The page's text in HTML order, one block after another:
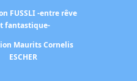
FUSSLI -entre rêve
fantastique-
Maurits Cornelis
ESCHER